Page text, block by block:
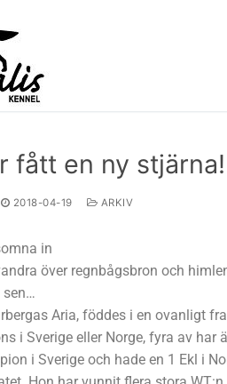
fått en ny stjärna!
2018-04-19 ARKIV
in
över regnbågsbron och
sen…
Aria, föddes i en ovanligt
i Sverige eller Norge, fyra av har
i Sverige och hade en 1 Ekl i